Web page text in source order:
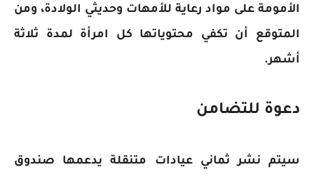
الأمومة على مواد رعاية للأمهات وحديثي الولادة، ومن
المتوقع أن تكفي محتوياتها كل امرأة لمدة ثلاثة
أشهر.
دعوة للتضامن
سيتم نشر ثماني عيادات متنقلة يدعمها صندوق